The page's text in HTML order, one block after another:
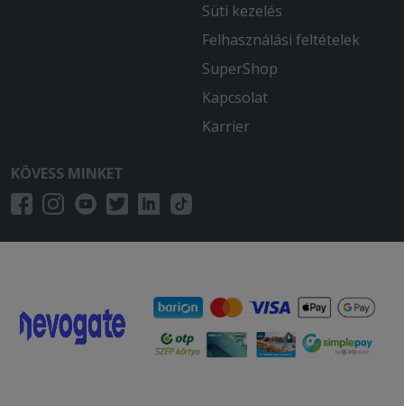
Süti kezelés
Felhasználási feltételek
SuperShop
Kapcsolat
Karrier
KÖVESS MINKET